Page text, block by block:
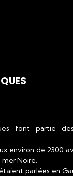
font partie
environ de 2300
mer Noire.
parlées en